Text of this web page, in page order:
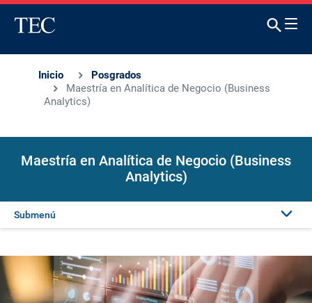
Inicio
Posgrados
Maestría en Analítica de Negocio (Business
Analytics)
Maestría en Analítica de Negocio (Business
Analytics)
Submenú
Admisión